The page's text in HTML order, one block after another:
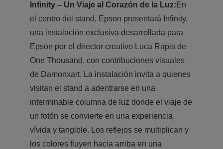
Infinity – Un Viaje al Corazón de la Luz: En
el centro del stand, Epson presentará Infinity,
una instalación exclusiva desarrollada para
Epson por el director creativo Luca Rapis de
One Thousand, con contribuciones visuales
de Damonxart. La instalación invita a quienes
visitan el stand a adentrarse en una
interminable columna de luz donde el viaje de
un fotón se convierte en una experiencia
vívida y tangible. Los reflejos se multiplican y
los colores fluyen hacia arriba en una